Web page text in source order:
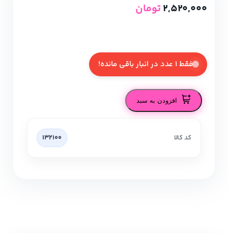
2,520,000تومان
فقط 1 عدد در انبار باقی مانده!
افزودن به سبد
کد کالا 132100